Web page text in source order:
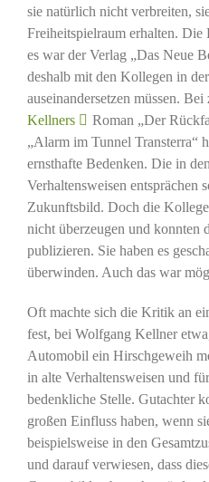
sie natürlich nicht verbreiten,
Freiheitspielraum erhalten. Die
es war der Verlag „Das Neue
deshalb mit den Kollegen in
auseinandersetzen müssen.
Kellners
Roman „Der
„Alarm im Tunnel Transterra“
ernsthafte Bedenken. Die in
Verhaltensweisen entsprächen
Zukunftsbild. Doch die
nicht überzeugen und konnten
publizieren. Sie haben es
überwinden. Auch das war
Oft machte sich die Kritik an
fest, bei Wolfgang Kellner
Automobil ein Hirschgeweih
in alte Verhaltensweisen und
bedenkliche Stelle. Gutachter
großen Einfluss haben, wenn
beispielsweise in den
und darauf verwiesen, dass